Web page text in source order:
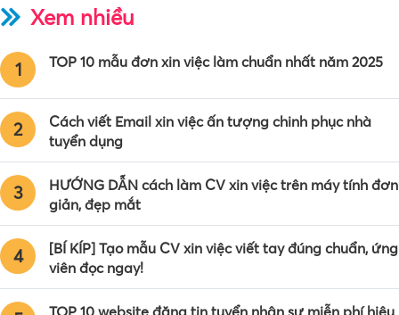
Xem nhiều
1 TOP 10 mẫu đơn xin việc làm chuẩn nhất năm 2025
2
Cách viết Email xin việc ấn tượng chinh phục nhà
tuyển dụng
3
HƯỚNG DẪN cách làm CV xin việc trên máy tính đơn
giản, đẹp mắt
4
[BÍ KÍP] Tạo mẫu CV xin việc viết tay đúng chuẩn, ứng
viên đọc ngay!
TOP 10 website đăng tin tuyển nhân sự miễn phí hiệu